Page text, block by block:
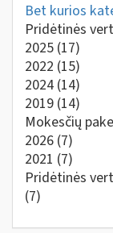
Bet kurios
Pridėtinės
2025 (17)
2022 (15)
2024 (14)
2019 (14)
Mokesčių
2026 (7)
2021 (7)
Pridėtinės
(7)